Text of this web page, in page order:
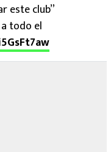
este club”
a todo el